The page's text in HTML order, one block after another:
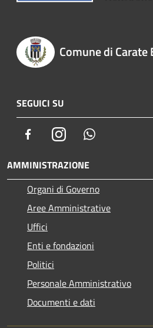
Comune di Carate
SEGUICI SU
FacebookInstagram
AMMINISTRAZIONE
Organi di Governo
Aree Amministrative
Uffici
Enti e fondazioni
Politici
Personale Amministrativo
Documenti e dati